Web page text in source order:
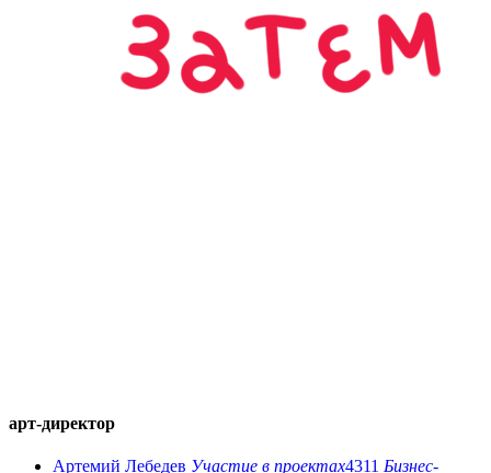
арт-директор
Артемий Лебедев Участие в проектах4311 Бизнес-